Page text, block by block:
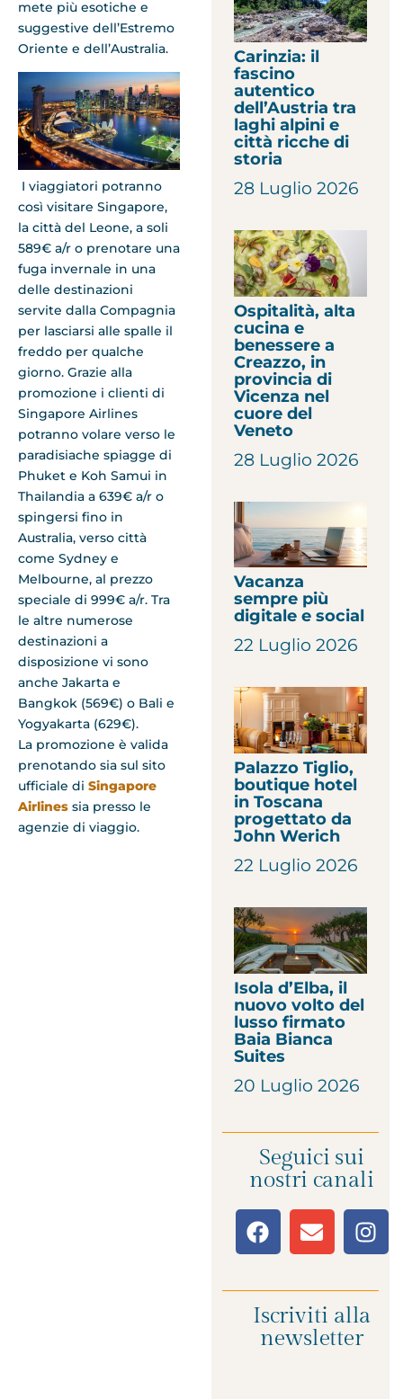
mete più esotiche e
suggestive dell’Estremo
Oriente e dell’Australia.
I viaggiatori potranno
così visitare Singapore,
la città del Leone, a soli
589€ a/r o prenotare una
fuga invernale in una
delle destinazioni
servite dalla Compagnia
per lasciarsi alle spalle il
freddo per qualche
giorno. Grazie alla
promozione i clienti di
Singapore Airlines
potranno volare verso le
paradisiache spiagge di
Phuket e Koh Samui in
Thailandia a 639€ a/r o
spingersi fino in
Australia, verso città
come Sydney e
Melbourne, al prezzo
speciale di 999€ a/r. Tra
le altre numerose
destinazioni a
disposizione vi sono
anche Jakarta e
Bangkok (569€) o Bali e
Yogyakarta (629€).
La promozione è valida
prenotando sia sul sito
ufficiale di Singapore
Airlines sia presso le
agenzie di viaggio.
Carinzia: il
fascino
autentico
dell’Austria tra
laghi alpini e
città ricche di
storia
28 Luglio 2026
Ospitalità, alta
cucina e
benessere a
Creazzo, in
provincia di
Vicenza nel
cuore del
Veneto
28 Luglio 2026
Vacanza
sempre più
digitale e social
22 Luglio 2026
Palazzo Tiglio,
boutique hotel
in Toscana
progettato da
John Werich
22 Luglio 2026
Isola d’Elba, il
nuovo volto del
lusso firmato
Baia Bianca
Suites
20 Luglio 2026
Seguici sui
nostri canali
Iscriviti alla
newsletter